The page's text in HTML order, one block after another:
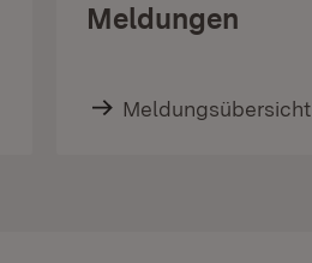
Meldungen
Meldungsübersicht